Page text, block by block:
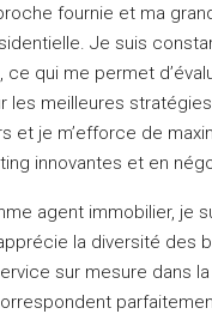
fournie et ma
Je suis
ce qui me permet
les meilleures
et je m’efforce de
innovantes et en
agent immobilier, je
la diversité des
sur mesure dans